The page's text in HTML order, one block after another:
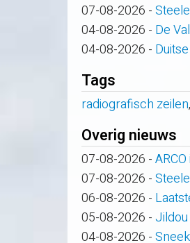
07-08-2026 -
04-08-2026 - De
04-08-2026 -
Tags
radiografisch zeilen,
Overig nieuws
07-08-2026 -
07-08-2026 -
06-08-2026 -
05-08-2026 -
04-08-2026 -